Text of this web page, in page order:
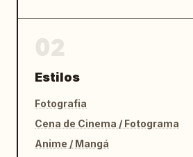
Estilos
Fotografia
Cena de Cinema / Fotograma
Anime / Mangá